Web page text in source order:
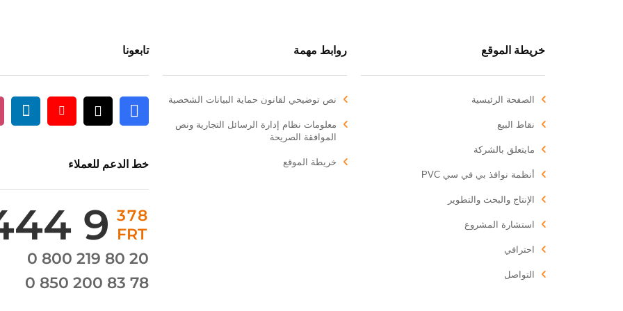
خريطة الموقع
الصفحة الرئيسية
نقاط البيع
مايتعلق بالشركة
أنظمة نوافذ بي في سي PVC
الإنتاج والبحث والتطوير
استشارة المشروع
احترافي
التواصل
روابط مهمة
نص توضيحي لقانون حماية البيانات الشخصية
معلومات نظام إدارة الرسائل التجارية ونص
الموافقة الصريحة
خريطة الموقع
تابعونا
خط الدعم للعملاء
9 378
FRT
0 800 219 80 20
0 850 200 83 78